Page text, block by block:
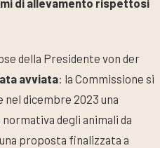
di allevamento rispettosi
della Presidente von der
avviata: la Commissione si
dicembre 2023 una
degli animali da
proposta finalizzata a